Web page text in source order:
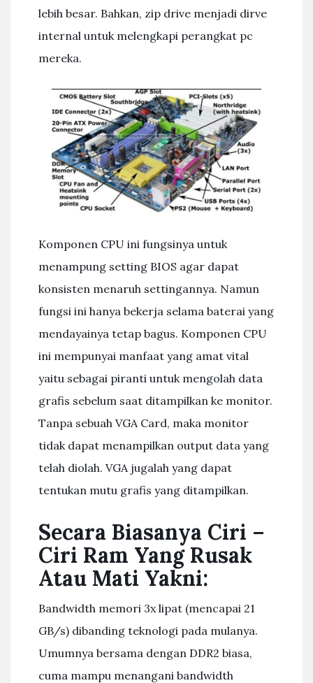
lebih besar. Bahkan, zip drive menjadi dirve
internal untuk melengkapi perangkat pc
mereka.
Komponen CPU ini fungsinya untuk
menampung setting BIOS agar dapat
konsisten menaruh settingannya. Namun
fungsi ini hanya bekerja selama baterai yang
mendayainya tetap bagus. Komponen CPU
ini mempunyai manfaat yang amat vital
yaitu sebagai piranti untuk mengolah data
grafis sebelum saat ditampilkan ke monitor.
Tanpa sebuah VGA Card, maka monitor
tidak dapat menampilkan output data yang
telah diolah. VGA jugalah yang dapat
tentukan mutu grafis yang ditampilkan.
Secara Biasanya Ciri –
Ciri Ram Yang Rusak
Atau Mati Yakni:
Bandwidth memori 3x lipat (mencapai 21
GB/s) dibanding teknologi pada mulanya.
Umumnya bersama dengan DDR2 biasa,
cuma mampu menangani bandwidth